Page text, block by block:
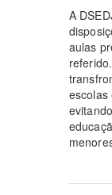
A
aulas
escolas